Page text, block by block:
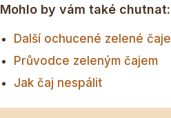
Mohlo by vám také chutnat:
Další ochucené zelené čaje
Průvodce zeleným čajem
Jak čaj nespálit